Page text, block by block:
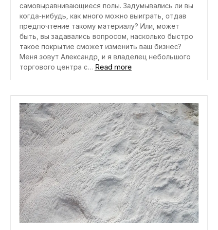
самовыравнивающиеся полы. Задумывались ли вы
когда-нибудь, как много можно выиграть, отдав
предпочтение такому материалу? Или, может
быть, вы задавались вопросом, насколько быстро
такое покрытие сможет изменить ваш бизнес?
Меня зовут Александр, и я владелец небольшого
торгового центра с… Read more